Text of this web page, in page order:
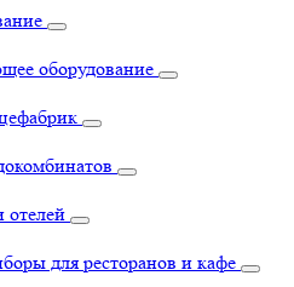
оборудование
отелей
для ресторанов и кафе